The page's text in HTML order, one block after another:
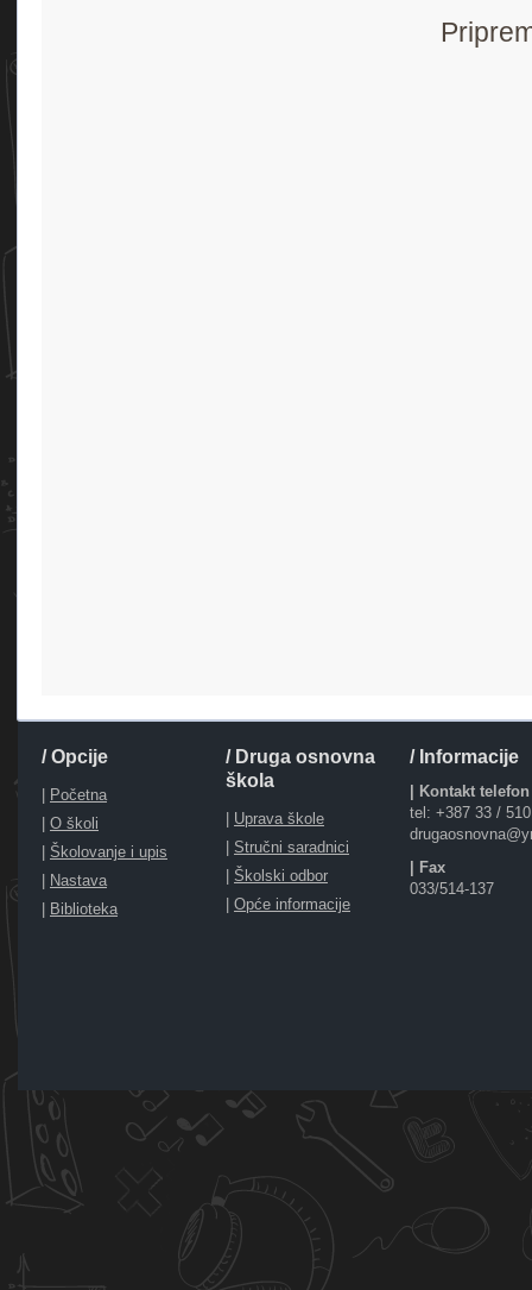
/ Opcije
| Početna
| O školi
| Školovanje i upis
| Nastava
| Biblioteka
/ Druga osnovna
škola
| Uprava škole
| Stručni saradnici
| Školski odbor
| Opće informacije
/ Informacije
| Kontakt telefon
tel: +387 33 /
| Fax
033/514-137